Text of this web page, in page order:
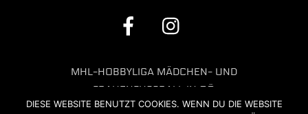
FACEBOOK
MHL-HOBBYLIGA MÄDCHEN- UND
FRAUENFUSSBALL IN OÖ
KONTAKT: OFFICE@MHL-
DIESE WEBSITE BENUTZT COOKIES. WENN DU DIE WEBSITE